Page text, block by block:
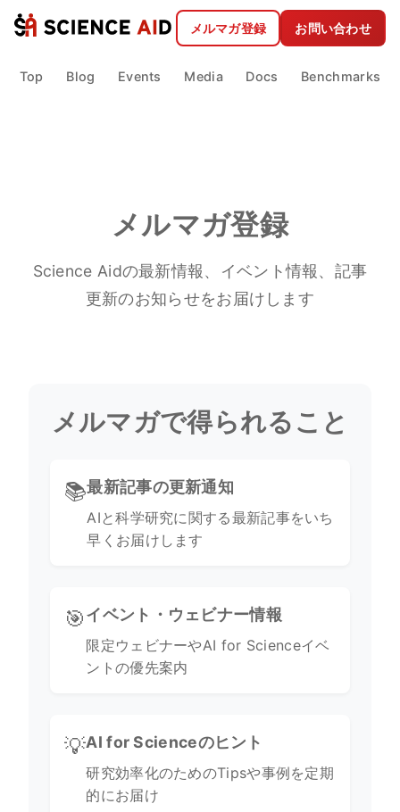
Top Blog Events Media Docs Benchmarks
メルマガ登録 お問い合わせ
メルマガ登録
Science Aidの最新情報、イベント情報、記事
更新のお知らせをお届けします
メルマガで得られること
📚最新記事の更新通知
AIと科学研究に関する最新記事をいち
早くお届けします
🎯イベント・ウェビナー情報
限定ウェビナーやAI for Scienceイベ
ントの優先案内
💡AI for Scienceのヒント
研究効率化のためのTipsや事例を定期
的にお届け